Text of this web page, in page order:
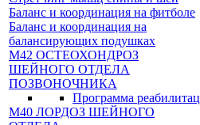
Баланс и координация на фитболе
Баланс и координация на
балансирующих подушках
М42 ОСТЕОХОНДРОЗ
ШЕЙНОГО ОТДЕЛА
ПОЗВОНОЧНИКА
Программа
М40 ЛОРДОЗ ШЕЙНОГО